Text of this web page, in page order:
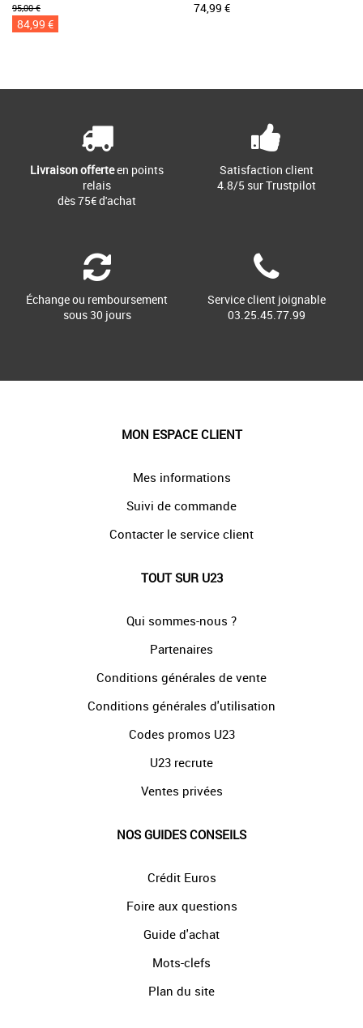
95,00 €
84,99 €
74,99 €
Livraison offerteen points
relais
dès 75€ d'achat
Satisfaction client
4.8/5 sur Trustpilot
Échange ou remboursement
sous 30 jours
Service client joignable
03.25.45.77.99
MON ESPACE CLIENT
Mes informations
Suivi de commande
Contacter le service client
TOUT SUR U23
Qui sommes-nous ?
Partenaires
Conditions générales de vente
Conditions générales d'utilisation
Codes promos U23
U23 recrute
Ventes privées
NOS GUIDES CONSEILS
Crédit Euros
Foire aux questions
Guide d'achat
Mots-clefs
Plan du site